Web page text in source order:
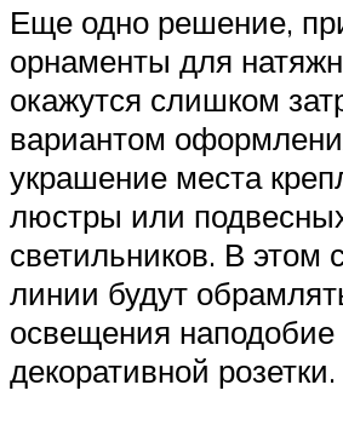
Еще одно решение,
орнаменты для
окажутся слишком
вариантом
украшение места
люстры или
светильников. В этом
линии будут
освещения наподобие
декоративной розетки.